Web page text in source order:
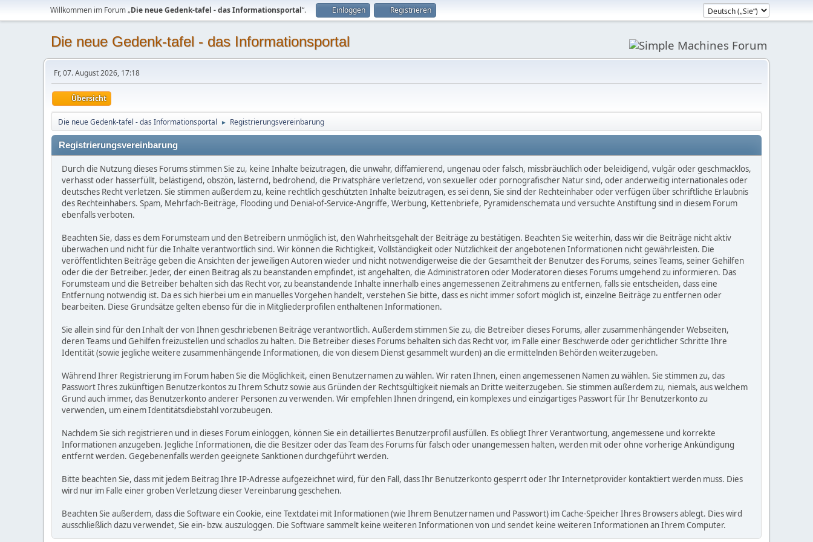
Willkommen im Forum „Die neue Gedenk-tafel - das Informationsportal“. Einloggen Registrieren
Die neue Gedenk-tafel - das Informationsportal
Fr, 07. August 2026, 17:18
Übersicht
Die neue Gedenk-tafel - das Informationsportal ► Registrierungsvereinbarung
Registrierungsvereinbarung
Durch die Nutzung dieses Forums stimmen Sie zu, keine Inhalte beizutragen, die unwahr, diffamierend, ungenau oder falsch, missbräuchlich oder beleidigend, vulgär oder geschmacklos,
verhasst oder hasserfüllt, belästigend, obszön, lästernd, bedrohend, die Privatsphäre verletzend, von sexueller oder pornografischer Natur sind, oder anderweitig internationales oder
deutsches Recht verletzen. Sie stimmen außerdem zu, keine rechtlich geschützten Inhalte beizutragen, es sei denn, Sie sind der Rechteinhaber oder verfügen über schriftliche Erlaubnis
des Rechteinhabers. Spam, Mehrfach-Beiträge, Flooding und Denial-of-Service-Angriffe, Werbung, Kettenbriefe, Pyramidenschemata und versuchte Anstiftung sind in diesem Forum
ebenfalls verboten.
Beachten Sie, dass es dem Forumsteam und den Betreibern unmöglich ist, den Wahrheitsgehalt der Beiträge zu bestätigen. Beachten Sie weiterhin, dass wir die Beiträge nicht aktiv
überwachen und nicht für die Inhalte verantwortlich sind. Wir können die Richtigkeit, Vollständigkeit oder Nützlichkeit der angebotenen Informationen nicht gewährleisten. Die
veröffentlichten Beiträge geben die Ansichten der jeweiligen Autoren wieder und nicht notwendigerweise die der Gesamtheit der Benutzer des Forums, seines Teams, seiner Gehilfen
oder die der Betreiber. Jeder, der einen Beitrag als zu beanstanden empfindet, ist angehalten, die Administratoren oder Moderatoren dieses Forums umgehend zu informieren. Das
Forumsteam und die Betreiber behalten sich das Recht vor, zu beanstandende Inhalte innerhalb eines angemessenen Zeitrahmens zu entfernen, falls sie entscheiden, dass eine
Entfernung notwendig ist. Da es sich hierbei um ein manuelles Vorgehen handelt, verstehen Sie bitte, dass es nicht immer sofort möglich ist, einzelne Beiträge zu entfernen oder
bearbeiten. Diese Grundsätze gelten ebenso für die in Mitgliederprofilen enthaltenen Informationen.
Sie allein sind für den Inhalt der von Ihnen geschriebenen Beiträge verantwortlich. Außerdem stimmen Sie zu, die Betreiber dieses Forums, aller zusammenhängender Webseiten,
deren Teams und Gehilfen freizustellen und schadlos zu halten. Die Betreiber dieses Forums behalten sich das Recht vor, im Falle einer Beschwerde oder gerichtlicher Schritte Ihre
Identität (sowie jegliche weitere zusammenhängende Informationen, die von diesem Dienst gesammelt wurden) an die ermittelnden Behörden weiterzugeben.
Während Ihrer Registrierung im Forum haben Sie die Möglichkeit, einen Benutzernamen zu wählen. Wir raten Ihnen, einen angemessenen Namen zu wählen. Sie stimmen zu, das
Passwort Ihres zukünftigen Benutzerkontos zu Ihrem Schutz sowie aus Gründen der Rechtsgültigkeit niemals an Dritte weiterzugeben. Sie stimmen außerdem zu, niemals, aus welchem
Grund auch immer, das Benutzerkonto anderer Personen zu verwenden. Wir empfehlen Ihnen dringend, ein komplexes und einzigartiges Passwort für Ihr Benutzerkonto zu
verwenden, um einem Identitätsdiebstahl vorzubeugen.
Nachdem Sie sich registrieren und in dieses Forum einloggen, können Sie ein detailliertes Benutzerprofil ausfüllen. Es obliegt Ihrer Verantwortung, angemessene und korrekte
Informationen anzugeben. Jegliche Informationen, die die Besitzer oder das Team des Forums für falsch oder unangemessen halten, werden mit oder ohne vorherige Ankündigung
entfernt werden. Gegebenenfalls werden geeignete Sanktionen durchgeführt werden.
Bitte beachten Sie, dass mit jedem Beitrag Ihre IP-Adresse aufgezeichnet wird, für den Fall, dass Ihr Benutzerkonto gesperrt oder Ihr Internetprovider kontaktiert werden muss. Dies
wird nur im Falle einer groben Verletzung dieser Vereinbarung geschehen.
Beachten Sie außerdem, dass die Software ein Cookie, eine Textdatei mit Informationen (wie Ihrem Benutzernamen und Passwort) im Cache-Speicher Ihres Browsers ablegt. Dies wird
ausschließlich dazu verwendet, Sie ein- bzw. auszuloggen. Die Software sammelt keine weiteren Informationen von und sendet keine weiteren Informationen an Ihrem Computer.